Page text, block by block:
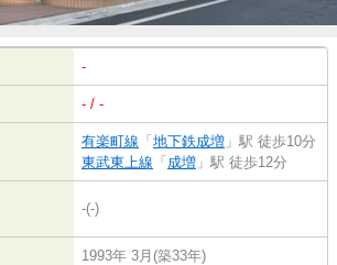
-
- / -
有楽町線 「地下鉄成増 」駅 徒歩10分
東武東上線 「成増 」駅 徒歩12分
-(-)
1993年 3月(築33年)